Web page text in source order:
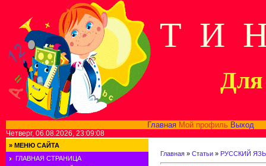
Т И
Для
Главная Мой профиль Выход
Четверг, 06.08.2026, 23:09:08
» МЕНЮ САЙТА
ГЛАВНАЯ СТРАНИЦА
Главная » Статьи » РУССКИЙ